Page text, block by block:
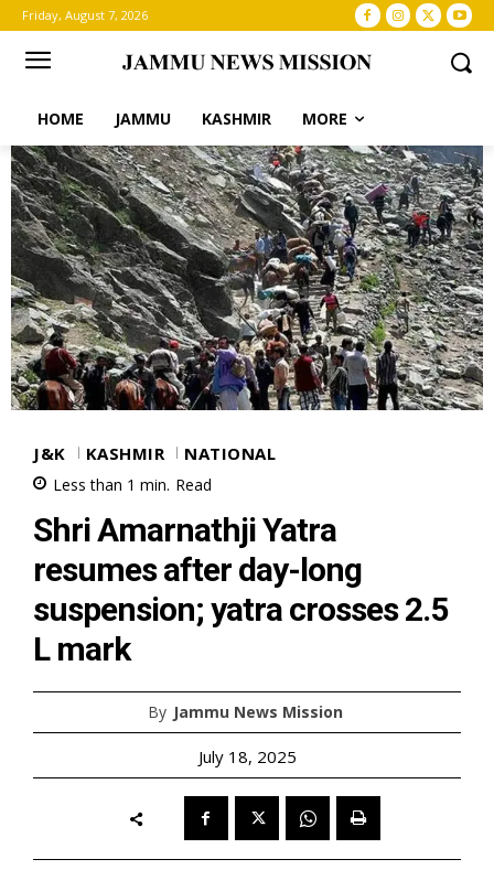
Friday, August 7, 2026
HOME JAMMU KASHMIR MORE
J&K KASHMIR NATIONAL
Less than 1 min. Read
Shri Amarnathji Yatra
resumes after day-long
suspension; yatra crosses 2.5
L mark
By Jammu News Mission
July 18, 2025